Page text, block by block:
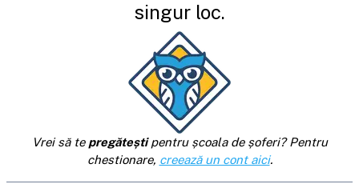
singur loc.
Vrei să te pregăteștipentru școala de șoferi? Pentru
chestionare, creează un cont aici.